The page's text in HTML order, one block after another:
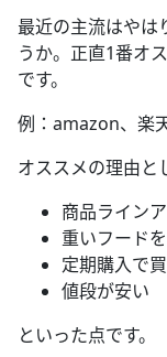
最近の主流はやは
うか。正直1番オ
です。
例：amazon、楽
オススメの理由と
商品ライン
重いフード
定期購入で
値段が安い
といった点です。